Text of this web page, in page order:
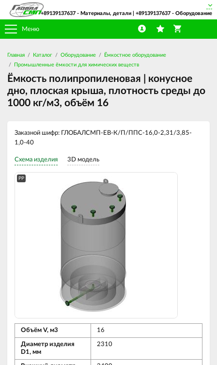
Меню
+89139137637 - Материалы, детали | +89139137637 - Оборудование
Главная Каталог Оборудование
Ёмкостное оборудование
Промышленные ёмкости для химических веществ
Ёмкость полипропиленовая | конусное
дно, плоская крыша, плотность среды до
1000 кг/м3, объём 16
Заказной шифр: ГЛОБАЛСМП-ЕВ-К/П/ППС-16,0-2,31/3,85-
1,0-40
Схема изделия 3D модель
PP
Объём V, м3 16
Диаметр изделия
D1, мм
2310